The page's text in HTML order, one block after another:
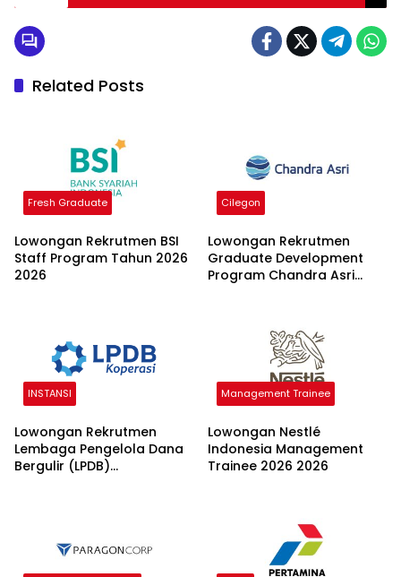
Related Posts
Fresh Graduate
Lowongan Rekrutmen BSI
Staff Program Tahun 2026
2026
Cilegon
Lowongan Rekrutmen
Graduate Development
Program Chandra Asri
INSTANSI
Lowongan Rekrutmen
Lembaga Pengelola Dana
Bergulir (LPDB)
Management Trainee
Lowongan Nestlé
Indonesia Management
Trainee 2026 2026